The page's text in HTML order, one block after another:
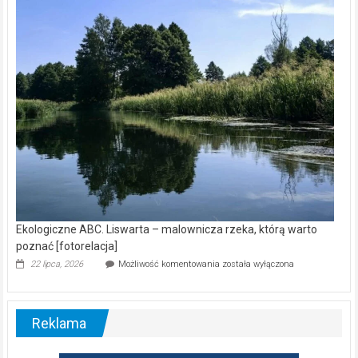
wśród
Ekologiczne ABC. Liswarta – malownicza rzeka, którą warto
poznać [fotorelacja]
22 lipca, 2026 Możliwość komentowania Ekologiczne
–
warto
została wyłączona
Reklama